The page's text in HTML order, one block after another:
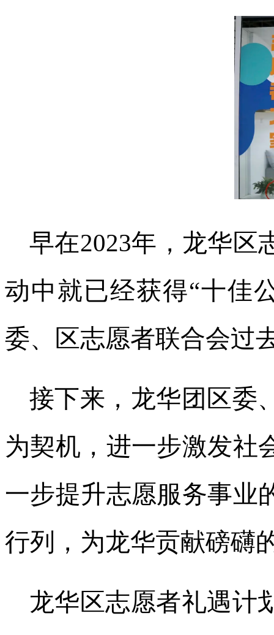
早在2023年，龙华区
动中就已经获得“十佳
委、区志愿者联合会过
接下来，龙华团区委
为契机，进一步激发社
一步提升志愿服务事业
行列，为龙华贡献磅礴
龙华区志愿者礼遇计